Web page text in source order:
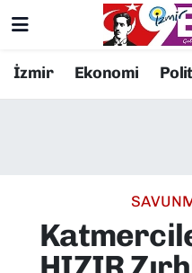
İzmir Ekonomi
Resmi İlanlar
EKONOMİ
Konak Nöbetçi
Süper Lig Puan
Tüm Manşetler